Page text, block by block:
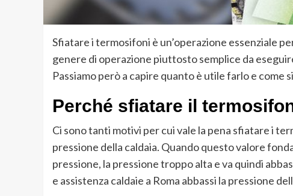
Sfiatare i termosifoni è un’operazione essenziale
genere di operazione piuttosto semplice da
Passiamo però a capire quanto è utile farlo e come
Perché sfiatare il
Ci sono tanti motivi per cui vale la pena sfiatare i
pressione della caldaia. Quando questo valore
pressione, la pressione troppo alta e va quindi
e assistenza caldaie a Roma abbassi la pressione